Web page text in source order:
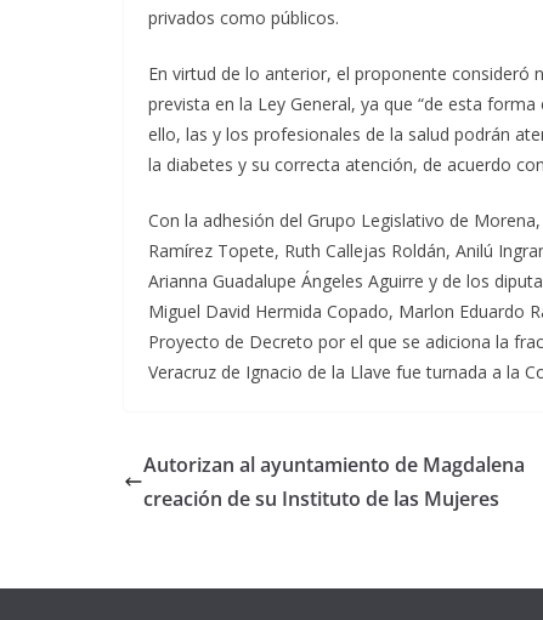
privados como públicos.
En virtud de lo anterior, el proponente consideró
prevista en la Ley General, ya que “de esta
ello, las y los profesionales de la salud podrán
la diabetes y su correcta atención, de acuerdo
Con la adhesión del Grupo Legislativo de
Ramírez Topete, Ruth Callejas Roldán, Anilú
Arianna Guadalupe Ángeles Aguirre y de los
Miguel David Hermida Copado, Marlon Eduardo
Proyecto de Decreto por el que se adiciona la
Veracruz de Ignacio de la Llave fue turnada a la
Autorizan al ayuntamiento de Magdalena
creación de su Instituto de las Mujeres